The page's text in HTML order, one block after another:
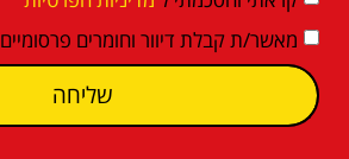
מאשר/ת קבלת דיוור וחומרים פרסומיים
שליחה